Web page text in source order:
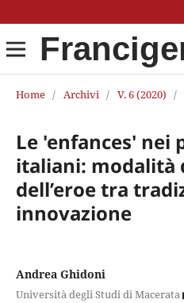
Home / Archivi / V. 6 (2020) /
Le 'enfances' nei
italiani: modalità
dell’eroe tra
innovazione
Andrea Ghidoni
Università degli Studi di Macerata